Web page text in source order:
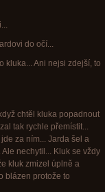
do očí...
kluka... Ani nejsi zdejší, to
chtěl kluka popadnout
tak rychle přemístit...
za ním... Jarda šel a
nechytil... Kluk se vždy
kluk zmizel úplně a
blázen protože to